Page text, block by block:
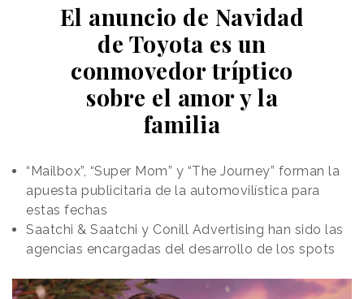
El anuncio de Navidad
de Toyota es un
conmovedor tríptico
sobre el amor y la
familia
“Mailbox”, “Super Mom” y “The Journey” forman la
apuesta publicitaria de la automovilística para
estas fechas
Saatchi & Saatchi y Conill Advertising han sido las
agencias encargadas del desarrollo de los spots